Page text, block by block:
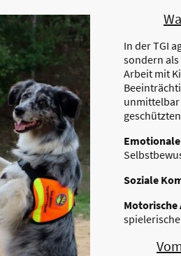
In der TGI
sondern
Arbeit mit
unmittelbar
Soziale